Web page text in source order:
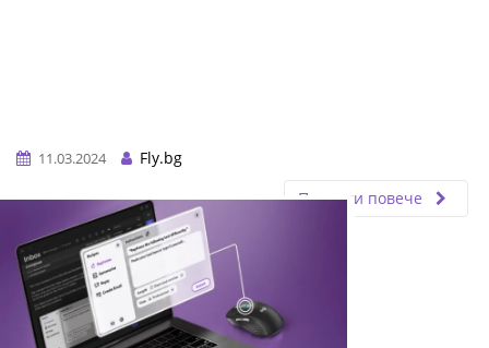
11.03.2024
Fly.bg
Прочети повече